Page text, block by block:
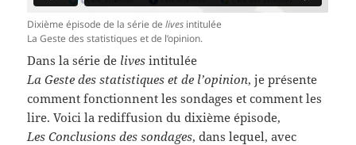
Dixième épisode de la série delives intitulée
La Geste des statistiques et de l’opinion.
Dans la série de lives intitulée
La Geste des statistiques et de l’opinion, je présente
comment fonctionnent les sondages et comment les
lire. Voici la rediffusion du dixième épisode,
Les Conclusions des sondages, dans lequel, avec